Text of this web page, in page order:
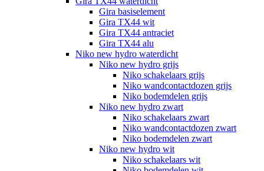
Gira basiselement
Gira TX44 wit
Gira TX44 antraciet
Gira TX44 alu
Niko new hydro waterdicht
Niko new hydro grijs
Niko schakelaars grijs
Niko wandcontactdozen grijs
Niko bodemdelen grijs
Niko new hydro zwart
Niko schakelaars zwart
Niko wandcontactdozen zwart
Niko bodemdelen zwart
Niko new hydro wit
Niko schakelaars wit